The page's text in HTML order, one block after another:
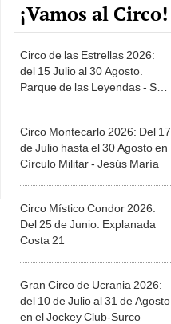
¡Vamos al Circo!
Circo de las Estrellas 2026:
del 15 Julio al 30 Agosto.
Parque de las Leyendas - San
Circo Montecarlo 2026: Del 17
de Julio hasta el 30 Agosto en
Círculo Militar - Jesús María
Circo Místico Condor 2026:
Del 25 de Junio. Explanada
Costa 21
Gran Circo de Ucrania 2026:
del 10 de Julio al 31 de Agosto
en el Jockey Club-Surco